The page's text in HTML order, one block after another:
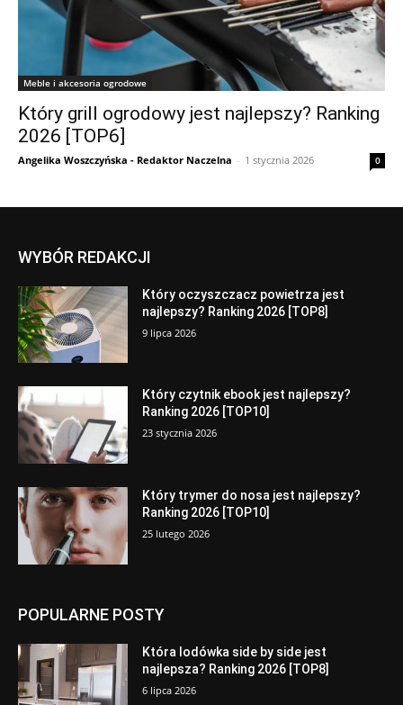
Meble i akcesoria ogrodowe
Który grill ogrodowy jest najlepszy? Ranking
2026 [TOP6]
Angelika Woszczyńska - Redaktor Naczelna - 1 stycznia 2026 0
WYBÓR REDAKCJI
Który oczyszczacz powietrza jest
najlepszy? Ranking 2026 [TOP8]
9 lipca 2026
Który czytnik ebook jest najlepszy?
Ranking 2026 [TOP10]
23 stycznia 2026
Który trymer do nosa jest najlepszy?
Ranking 2026 [TOP10]
25 lutego 2026
POPULARNE POSTY
Która lodówka side by side jest
najlepsza? Ranking 2026 [TOP8]
6 lipca 2026